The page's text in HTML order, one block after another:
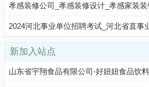
孝感装修公司_孝感装修设计_孝感家装
新加入站点